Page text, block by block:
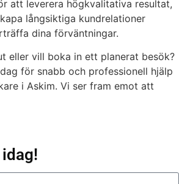
att leverera högkvalitativa resultat,
långsiktiga kundrelationer
dina förväntningar.
eller vill boka in ett planerat besök?
för snabb och professionell hjälp
i Askim. Vi ser fram emot att